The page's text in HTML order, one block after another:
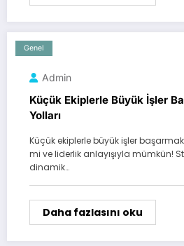
Genel
Admin
Küçük Ekiplerle Büyük İşler
Yolları
Küçük ekiplerle büyük işler
mi ve liderlik anlayışıyla mümkün!
dinamik…
Daha fazlasını oku